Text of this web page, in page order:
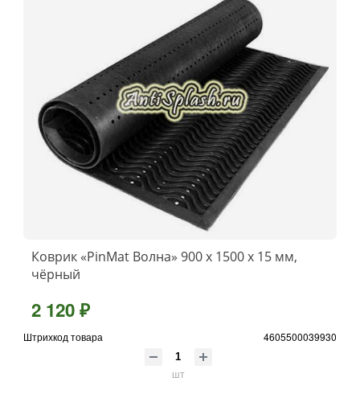
Коврик «PinMat Волна» 900 х 1500 х 15 мм,
чёрный
2 120 ₽
Штрихкод товара 4605500039930
шт